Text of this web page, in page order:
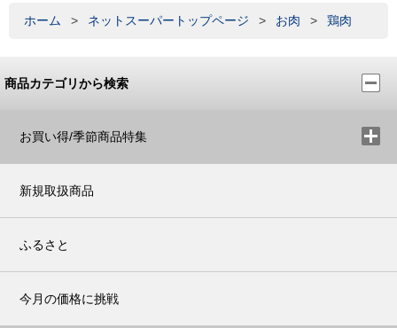
ホーム > ネットスーパートップページ > お肉 > 鶏肉
商品カテゴリから検索
お買い得/季節商品特集
新規取扱商品
ふるさと
今月の価格に挑戦